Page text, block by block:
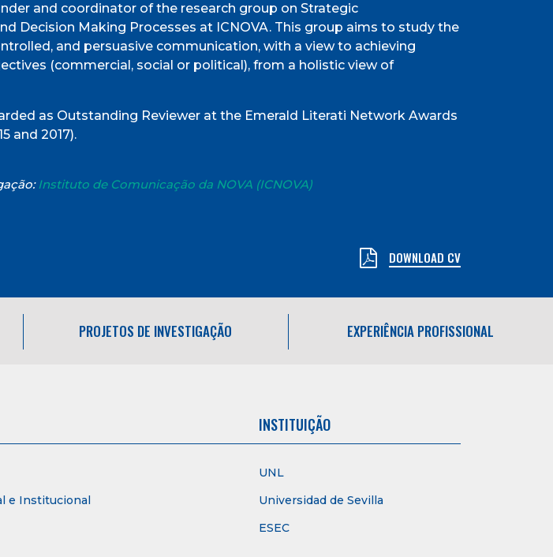
and coordinator of the research group on Strategic
Decision Making Processes at ICNOVA. This group aims to study the
and persuasive communication, with a view to achieving
(commercial, social or political), from a holistic view of
as Outstanding Reviewer at the Emerald Literati Network Awards
and 2017).
Instituto de Comunicação da NOVA (ICNOVA)
DOWNLOAD CV
PROJETOS DE INVESTIGAÇÃO EXPERIÊNCIA PROFISSIONAL
INSTITUIÇÃO
UNL
e Institucional
Universidad de Sevilla
ESEC